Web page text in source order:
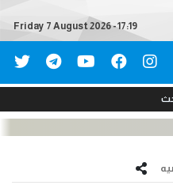
Friday 7 August 2026 - 17:19